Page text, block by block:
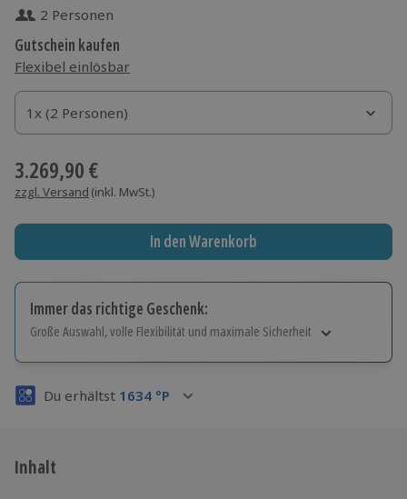
2 Personen
Gutschein kaufen
Flexibel einlösbar
1x (2 Personen)
1x (2 Personen)
1x (2 Personen)
3.269,90 €
zzgl. Versand (inkl. MwSt.)
In den Warenkorb
Immer das richtige Geschenk:
Große Auswahl, volle Flexibilität und maximale Sicherheit
Volle Flexibilität
3 Jahre gültig & verlängerbar.
Du erhältst 1634 °P
Inhalt